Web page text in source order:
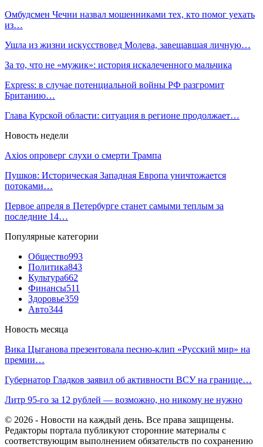
Омбудсмен Чечни назвал мошенниками тех, кто помог уехать
из…
Ушла из жизни искусствовед Молева, завещавшая личную…
За то, что не «мужик»: история искалеченного мальчика
Express: в случае потенциальной войны РФ разгромит
Британию…
Глава Курской области: ситуация в регионе продолжает…
Новость недели
Axios опроверг слухи о смерти Трампа
Пушков: Историческая Западная Европа уничтожается
потоками…
Первое апреля в Петербурге станет самыми теплым за
последние 14…
Популярные категории
Общество993
Политика843
Культура662
Финансы511
Здоровье359
Авто344
Новость месяца
Вика Цыганова презентовала песню-клип «Русский мир» на
премии…
Губернатор Гладков заявил об активности ВСУ на границе…
Литр 95-го за 12 рублей — возможно, но никому не нужно
© 2026 - Новости на каждый день. Все права защищены.
Редакторы портала публикуют сторонние материалы с
соответствующим выполнением обязательств по сохранению